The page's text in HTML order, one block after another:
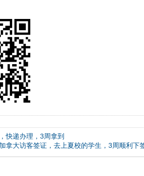
快递办理，3周拿到
拿大访客签证，去上夏校的学生，3周顺利下